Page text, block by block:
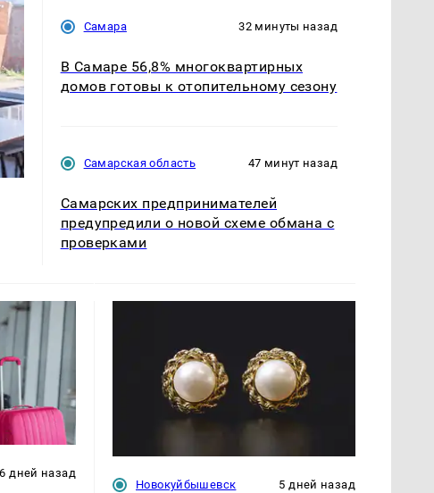
Самара 32 минуты назад
В Самаре 56,8% многоквартирных
домов готовы к отопительному сезону
Самарская область 47 минут назад
Самарских предпринимателей
предупредили о новой схеме обмана с
проверками
6 дней назад
Новокуйбышевск 5 дней назад